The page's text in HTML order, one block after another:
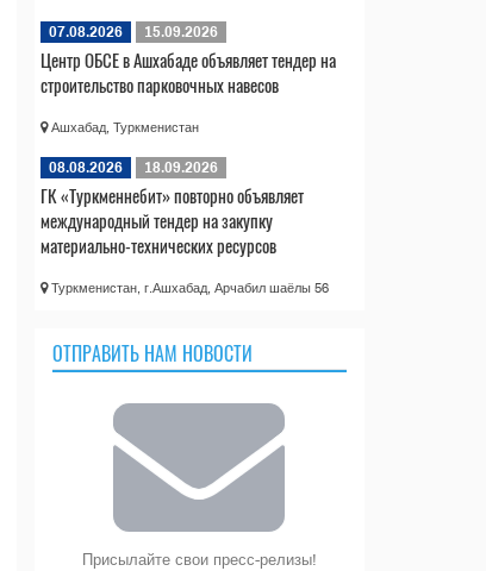
07.08.2026 15.09.2026
Центр ОБСЕ в Ашхабаде объявляет тендер на
строительство парковочных навесов
Ашхабад, Туркменистан
08.08.2026 18.09.2026
ГК «Туркменнебит» повторно объявляет
международный тендер на закупку
материально-технических ресурсов
Туркменистан, г.Ашхабад, Арчабил шаёлы 56
ОТПРАВИТЬ НАМ НОВОСТИ
Присылайте свои пресс-релизы!